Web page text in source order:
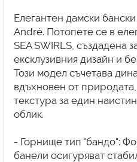
Елегантен дамски
André. Потопете се в
SEA SWIRLS, създадена
ексклузивния дизайн и
Този модел съчетава
вдъхновен от
текстура за един
облик.
- Горнище тип "бандо":
банели осигуряват